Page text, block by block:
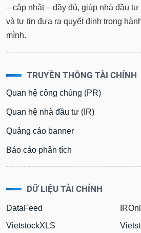
– cập nhật – đầy đủ, giúp nhà đầu
và tự tin đưa ra quyết định trong
mình.
TRUYỀN THÔNG TÀI CHÍNH
Quan hệ công chúng (PR)
Quan hệ nhà đầu tư (IR)
Quảng cáo banner
Báo cáo phân tích
DỮ LIỆU TÀI CHÍNH
DataFeed
VietstockXLS
liệu
tài
chính